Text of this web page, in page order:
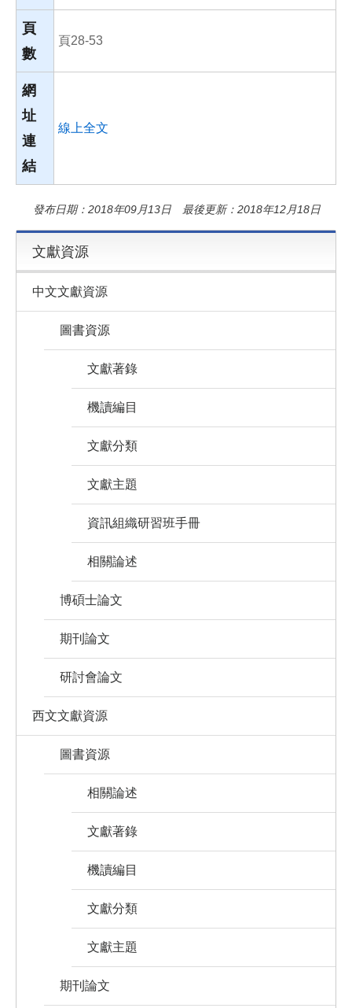
頁
數
頁28-53
網
址
連
結
線上全文
發布日期：2018年09月13日 最後更新：2018年12月18日
文獻資源
中文文獻資源
圖書資源
文獻著錄
機讀編目
文獻分類
文獻主題
資訊組織研習班手冊
相關論述
博碩士論文
期刊論文
研討會論文
西文文獻資源
圖書資源
相關論述
文獻著錄
機讀編目
文獻分類
文獻主題
期刊論文